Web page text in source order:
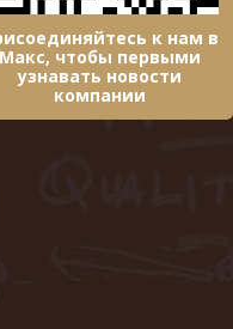
к нам в
Макс, чтобы первыми
узнавать новости
компании